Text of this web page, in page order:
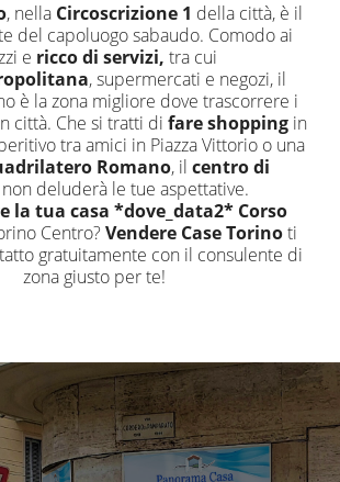
, nella Circoscrizione 1 della città, è il
del capoluogo sabaudo. Comodo ai
e ricco di servizi, tra cui
, supermercati e negozi, il
è la zona migliore dove trascorrere i
città. Che si tratti di fare shoppingin
tra amici in Piazza Vittorio o una
Romano, il centro di
deluderà le tue aspettative.
la tua casa *dove_data2* Corso
Centro? Vendere Case Torinoti
gratuitamente con il consulente di
zona giusto per te!